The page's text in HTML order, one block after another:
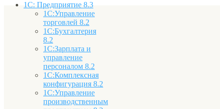
1С: Предприятие 8.3
1С:Управление
торговлей 8.2
1С:Бухгалтерия
8.2
1С:Зарплата и
управление
персоналом 8.2
1С:Комплексная
конфигурация 8.2
1С:Управление
производственным